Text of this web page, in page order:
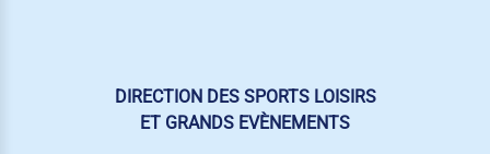
DIRECTION DES SPORTS LOISIRS
ET GRANDS EVÈNEMENTS